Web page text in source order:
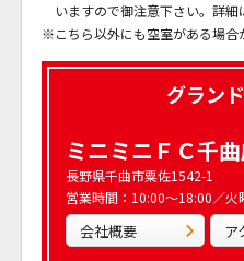
いますので御注意下さい。詳細
※こちら以外にも空室がある場合
グラン
ミニミニＦＣ千
長野県千曲市粟佐1542-1
営業時間：10:00～18:00／火
会社概要 ア